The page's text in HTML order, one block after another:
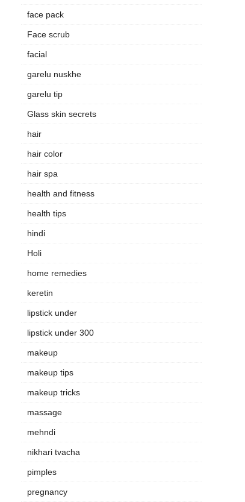
face pack
Face scrub
facial
garelu nuskhe
garelu tip
Glass skin secrets
hair
hair color
hair spa
health and fitness
health tips
hindi
Holi
home remedies
keretin
lipstick under
lipstick under 300
makeup
makeup tips
makeup tricks
massage
mehndi
nikhari tvacha
pimples
pregnancy